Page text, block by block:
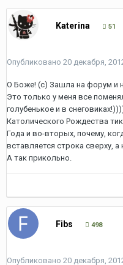
Katerina 51
Опубликовано 20 декабря,
О Боже! (с) Зашла на форум и
Это только у меня все
голубенькое и в
Католического Рождества
Года и во-вторых, почему,
вставляется строка сверху,
А так прикольно.
Fibs 498
Опубликовано 20 декабря,